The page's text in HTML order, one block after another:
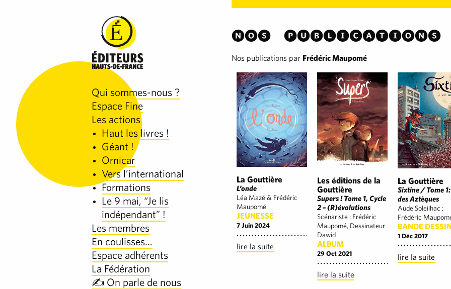
Qui sommes-nous ?
Espace Fine
Les actions
Haut les livres !
Géant !
Ornicar
Vers l’international
Formations
Le 9 mai, “Je lis
indépendant” !
Les membres
En coulisses…
Espace adhérents
La Fédération
✍️ On parle de nous
Nos publications
Nos publications par Frédéric Maupomé
La Gouttière
L’onde
Léa Mazé & Frédéric
Maupomé
JEUNESSE
7 Juin 2024
lire la suite
Les éditions de la
Gouttière
Supers ! Tome 1, Cycle
2 – (R)évolutions
Scénariste : Frédéric
Maupomé, Dessinateur
Dawid
ALBUM
29 Oct 2021
lire la suite
La Gouttière
Sixtine / Tome 1:
des Aztèques
Aude Soleilhac ;
Frédéric
BANDE
1 Déc 2017
lire la suite